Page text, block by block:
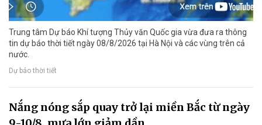
Trung tâm Dự báo Khí tượng Thủy văn Quốc gia vừa đưa ra thông
tin dự báo thời tiết ngày 08/8/2026 tại Hà Nội và các vùng trên cả
nước.
Dự báo thời tiết
Nắng nóng sắp quay trở lại miền Bắc từ ngày